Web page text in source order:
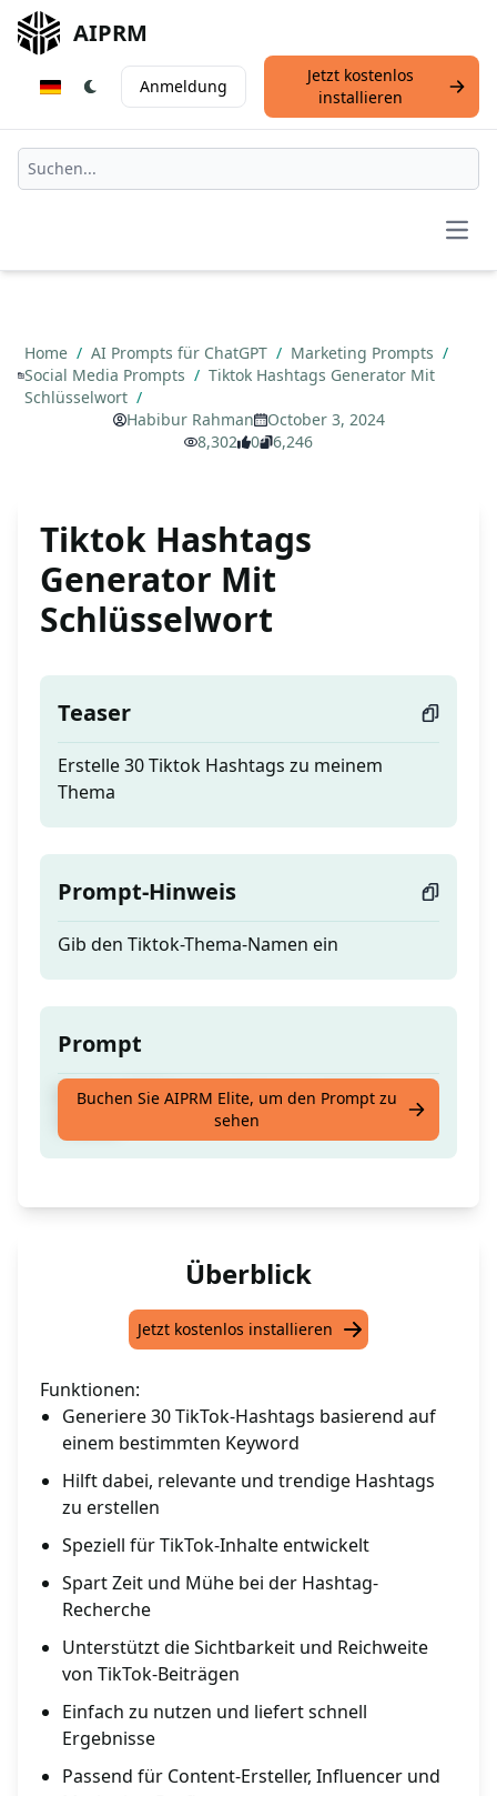
AIPRM
Anmeldung
Jetzt kostenlos
installieren
Home / AI Prompts für ChatGPT / Marketing Prompts /
Social Media Prompts / Tiktok Hashtags Generator Mit
Schlüsselwort /
Habibur Rahman
October 3, 2024
8,302
0 6,246
Tiktok Hashtags
Generator Mit
Schlüsselwort
Teaser
Erstelle 30 Tiktok Hashtags zu meinem
Thema
Prompt-Hinweis
Gib den Tiktok-Thema-Namen ein
Prompt
Erstelle 30 Tiktok Hashtags zu meinem
Buchen Sie AIPRM Elite, um den Prompt zu
sehen
Überblick
Jetzt kostenlos installieren
Funktionen:
Generiere 30 TikTok-Hashtags basierend auf
einem bestimmten Keyword
Hilft dabei, relevante und trendige Hashtags
zu erstellen
Speziell für TikTok-Inhalte entwickelt
Spart Zeit und Mühe bei der Hashtag-
Recherche
Unterstützt die Sichtbarkeit und Reichweite
von TikTok-Beiträgen
Einfach zu nutzen und liefert schnell
Ergebnisse
Passend für Content-Ersteller, Influencer und